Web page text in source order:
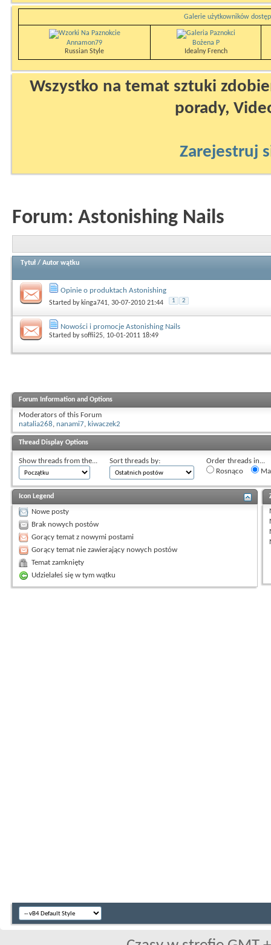
Galerie użytkowników
Annamon79
Russian Style
Bożena P
Idealny French
Wszystko na temat sztuki
porady,
Zarejestruj
Forum: Astonishing Nails
Tytuł / Autor wątku
Opinie o produktach Astonishing
Started by kinga741, 30-07-2010 21:44 1 2
Nowości i promocje Astonishing Nails
Started bysoffii25, 10-01-2011 18:49
Forum Information and Options
Moderators of this Forum
natalia268, nanami7, kiwaczek2
Thread Display Options
Show threads from the... Sort threads by:
Order threads in...
Rosnąco
Icon Legend
Nowe posty
Brak nowych postów
Gorący temat z nowymi postami
Gorący temat nie zawierający nowych postów
Temat zamknięty
Udzielałeś się w tym wątku